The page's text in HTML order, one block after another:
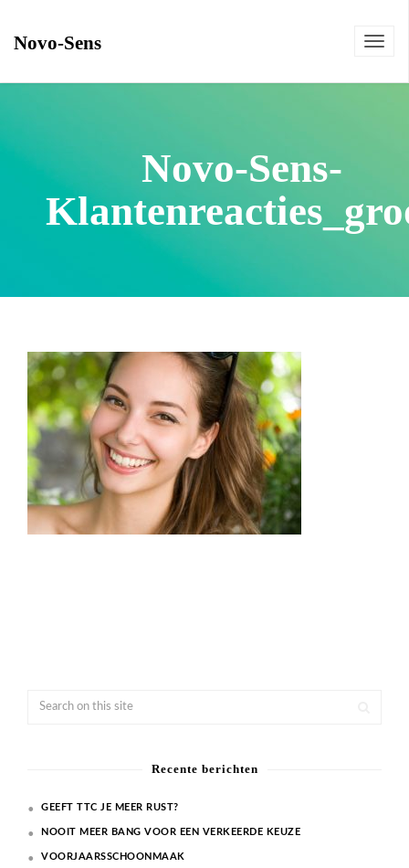
Novo-Sens
Novo-Sens-
Recente berichten
GEEFT TTC JE MEER RUST?
NOOIT MEER BANG VOOR EEN VERKEERDE KEUZE
VOORJAARSSCHOONMAAK